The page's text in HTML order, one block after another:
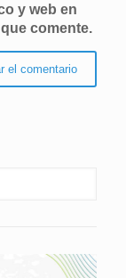
y web en
comente.